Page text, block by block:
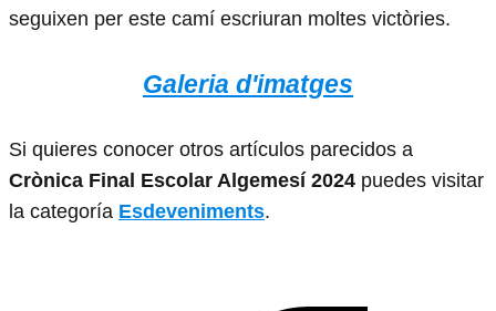
seguixen per este camí escriuran moltes victòries.
Galeria d'imatges
Si quieres conocer otros artículos parecidos a
Crònica Final Escolar Algemesí 2024 puedes visitar
la categoría Esdeveniments.